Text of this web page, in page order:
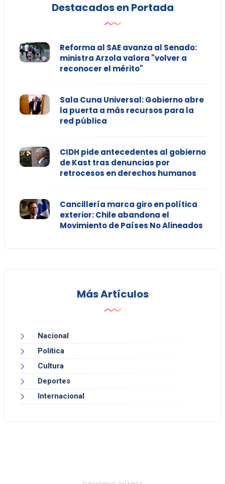
Destacados en Portada
Reforma al SAE avanza al Senado:
ministra Arzola valora "volver a
reconocer el mérito"
Sala Cuna Universal: Gobierno abre
la puerta a más recursos para la
red pública
CIDH pide antecedentes al gobierno
de Kast tras denuncias por
retrocesos en derechos humanos
Cancillería marca giro en política
exterior: Chile abandona el
Movimiento de Países No Alineados
Más Artículos
Nacional
Política
Cultura
Deportes
Internacional